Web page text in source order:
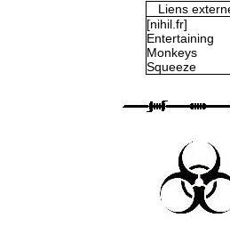
Liens
[nihil.fr]
Entertaining
Monkeys
Squeeze